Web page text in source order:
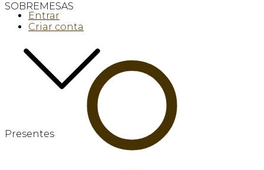
SOBREMESAS
Presentes
Entrar
Criar conta